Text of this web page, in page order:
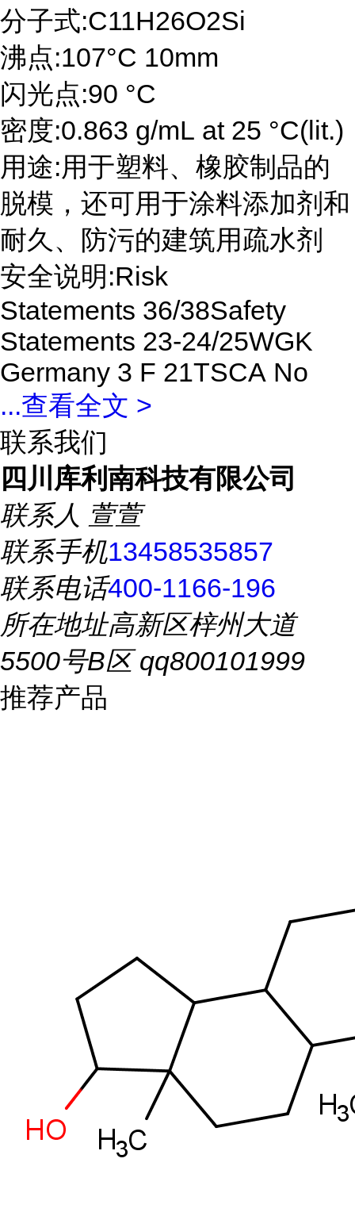
分子式:C11H26O2Si
沸点:107°C 10mm
闪光点:90 °C
密度:0.863 g/mL at 25 °C(lit.)
用途:用于塑料、橡胶制品的
脱模，还可用于涂料添加剂和
耐久、防污的建筑用疏水剂
安全说明:Risk
Statements 36/38Safety
Statements 23-24/25WGK
Germany 3 F 21TSCA No
...查看全文 >
联系我们
四川库利南科技有限公司
联系人 萱萱
联系手机13458535857
联系电话400-1166-196
所在地址高新区梓州大道
5500号B区 qq800101999
推荐产品